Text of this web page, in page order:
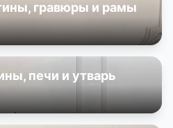
гравюры и рамы
печи и утварь